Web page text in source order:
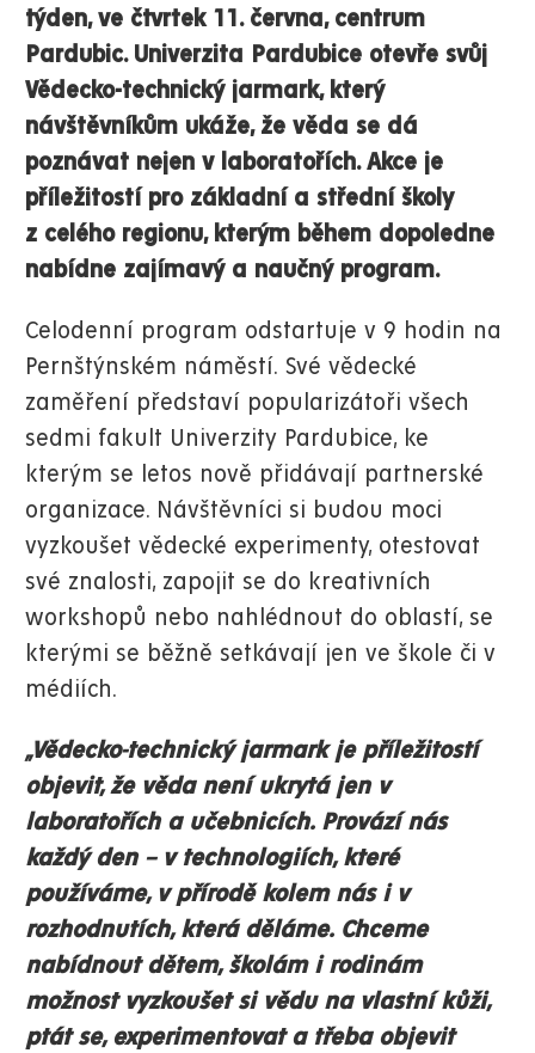
týden, ve čtvrtek 11. června, centrum
Pardubic. Univerzita Pardubice otevře svůj
Vědecko-technický jarmark, který
návštěvníkům ukáže, že věda se dá
poznávat nejen v laboratořích. Akce je
příležitostí pro základní a střední školy
z celého regionu, kterým během dopoledne
nabídne zajímavý a naučný program.
Celodenní program odstartuje v 9 hodin na
Pernštýnském náměstí. Své vědecké
zaměření představí popularizátoři všech
sedmi fakult Univerzity Pardubice, ke
kterým se letos nově přidávají partnerské
organizace. Návštěvníci si budou moci
vyzkoušet vědecké experimenty, otestovat
své znalosti, zapojit se do kreativních
workshopů nebo nahlédnout do oblastí, se
kterými se běžně setkávají jen ve škole či v
médiích.
„Vědecko-technický jarmark je příležitostí
objevit, že věda není ukrytá jen v
laboratořích a učebnicích. Provází nás
každý den – v technologiích, které
používáme, v přírodě kolem nás i v
rozhodnutích, která děláme. Chceme
nabídnout dětem, školám i rodinám
možnost vyzkoušet si vědu na vlastní kůži,
ptát se, experimentovat a třeba objevit